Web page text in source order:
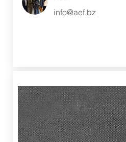
info@aef.bz